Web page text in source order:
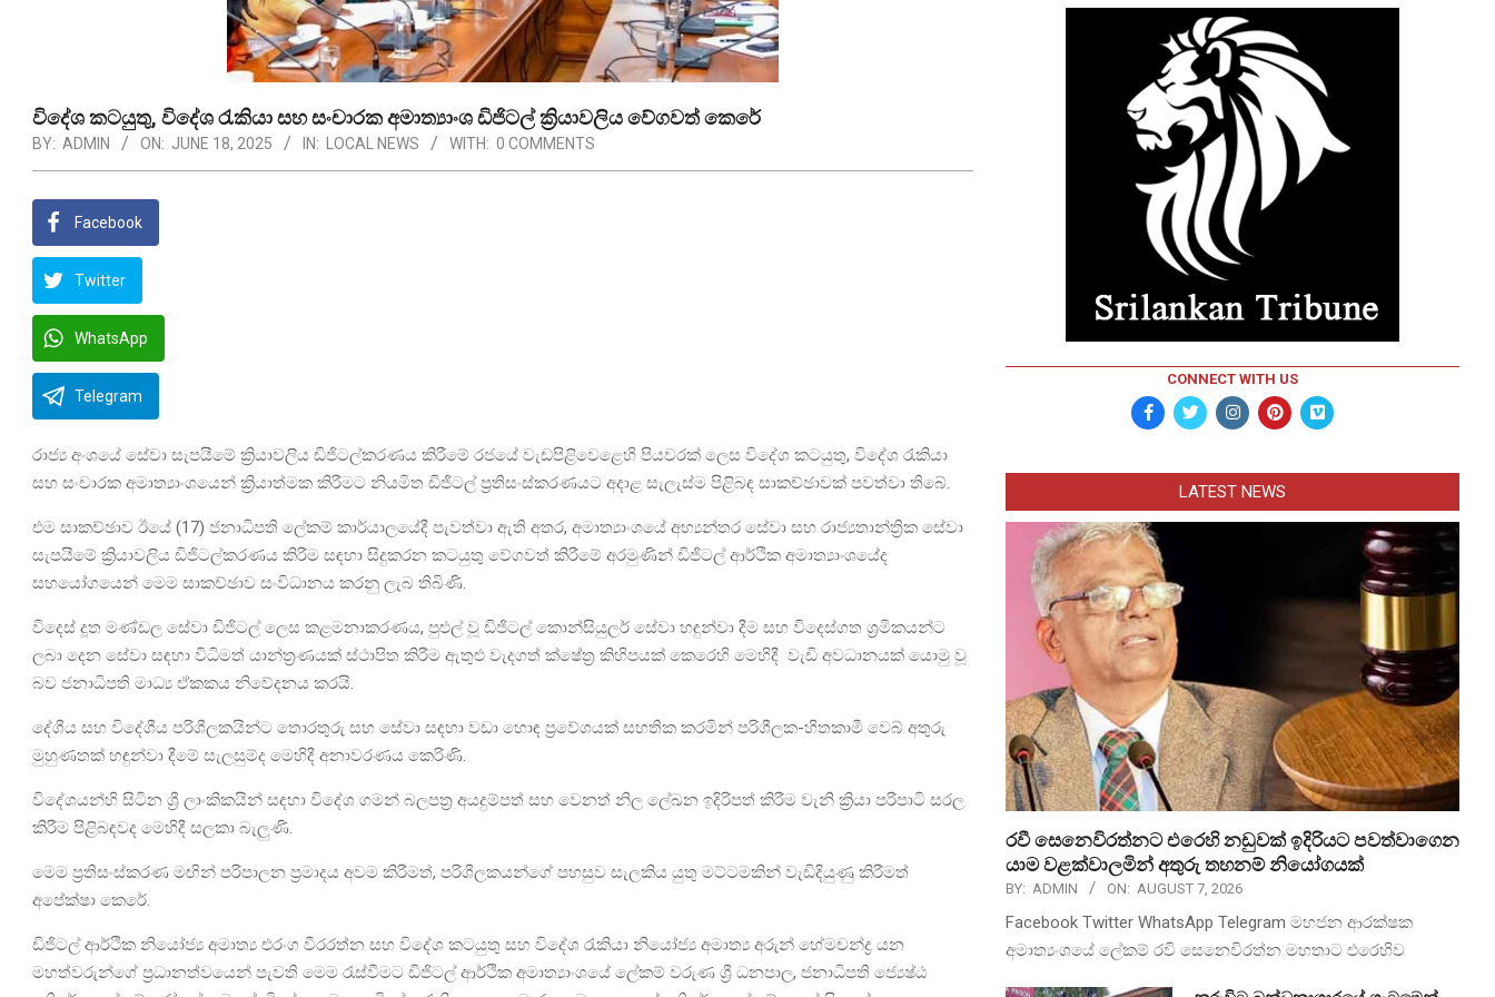
විදේශ කටයුතු, විදේශ රැකියා සහ සංචාරක අමාත්‍යාංශ ඩිජිටල් ක්‍රියාවලිය වේගවත් කෙරේ
BY: ADMIN ON: JUNE 18, 2025 IN: LOCAL NEWS WITH: 0 COMMENTS
Facebook
Twitter
WhatsApp
Telegram
රාජ්‍ය අංශයේ සේවා සැපයීමේ ක්‍රියාවලිය ඩිජිටල්කරණය කිරීමේ රජයේ වැඩපිළිවෙළෙහි පියවරක් ලෙස විදේශ කටයුතු, විදේශ රැකියා
සහ සංචාරක අමාත්‍යාංශයෙන් ක්‍රියාත්මක කිරීමට නියමිත ඩිජිටල් ප්‍රතිසංස්කරණයට අදාළ සැලැස්ම පිළිබඳ සාකච්ඡාවක් පවත්වා තිබේ.
එම සාකච්ඡාව ඊයේ (17) ජනාධිපති ලේකම් කාර්යාලයේදී පැවත්වා ඇති අතර, අමාත්‍යාංශයේ අභ්‍යන්තර සේවා සහ රාජ්‍යතාන්ත්‍රික සේවා
සැපයීමේ ක්‍රියාවලිය ඩිජිටල්කරණය කිරීම සඳහා සිදුකරන කටයුතු වේගවත් කිරීමේ අරමුණින් ඩිජිටල් ආර්ථික අමාත්‍යාංශයේද
සහයෝගයෙන් මෙම සාකච්ඡාව සංවිධානය කරනු ලැබ තිබිණි.
විදෙස් දූත මණ්ඩල සේවා ඩිජිටල් ලෙස කළමනාකරණය, පුළුල් වූ ඩිජිටල් කොන්සියුලර් සේවා හඳුන්වා දීම සහ විදෙස්ගත ශ්‍රමිකයන්ට
ලබා දෙන සේවා සඳහා විධිමත් යාන්ත්‍රණයක් ස්ථාපිත කිරීම ඇතුළු වැදගත් ක්ෂේත්‍ර කිහිපයක් කෙරෙහි මෙහිදී වැඩි අවධානයක් යොමු වූ
බව ජනාධිපති මාධ්‍ය ඒකකය නිවේදනය කරයි.
දේශීය සහ විදේශීය පරිශීලකයින්ට තොරතුරු සහ සේවා සඳහා වඩා හොඳ ප්‍රවේශයක් සහතික කරමින් පරිශීලක-හිතකාමී වෙබ් අතුරු
මුහුණතක් හඳුන්වා දීමේ සැලසුම්ද මෙහිදී අනාවරණය කෙරිණි.
විදේශයන්හි සිටින ශ්‍රී ලාංකිකයින් සඳහා විදේශ ගමන් බලපත්‍ර අයදුම්පත් සහ වෙනත් නිල ලේඛන ඉදිරිපත් කිරීම වැනි ක්‍රියා පරිපාටි සරල
කිරීම පිළිබඳවද මෙහිදී සලකා බැලුණි.
මෙම ප්‍රතිසංස්කරණ මඟින් පරිපාලන ප්‍රමාදය අවම කිරීමත්, පරිශීලකයන්ගේ පහසුව සැලකිය යුතු මට්ටමකින් වැඩිදියුණු කිරීමත්
අපේක්ෂා කෙරේ.
ඩිජිටල් ආර්ථික නියෝජ්‍ය අමාත්‍ය එරංග වීරරත්න සහ විදේශ කටයුතු සහ විදේශ රැකියා නියෝජ්‍ය අමාත්‍ය අරුන් හේමචන්ද්‍ර යන
මහත්වරුන්ගේ ප්‍රධානත්වයෙන් පැවති මෙම රැස්වීමට ඩිජිටල් ආර්ථික අමාත්‍යාංශයේ ලේකම් වරුණ ශ්‍රී ධනපාල, ජනාධිපති ජ්‍යෙෂ්ඨ
CONNECT WITH US
LATEST NEWS
රවී සෙනෙවිරත්නට එරෙහි නඩුවක් ඉදිරියට පවත්වාගෙන
යාම වළක්වාලමින් අතුරු තහනම් නියෝගයක්
BY: ADMIN ON: AUGUST 7, 2026
Facebook Twitter WhatsApp Telegram මහජන ආරක්ෂක
අමාත්‍යංශයේ ලේකම් රවි සෙනෙවිරත්න මහතාට එරෙහිව